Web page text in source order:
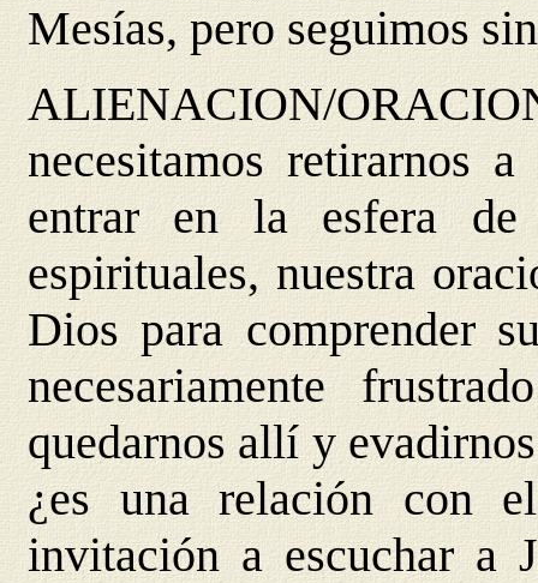
Mesías, pero seguimos
ALIENACION/
necesitamos retirarnos
entrar en la esfera de
espirituales, nuestra
Dios para comprender
necesariamente
quedarnos allí y
¿es una relación con
invitación a escuchar a